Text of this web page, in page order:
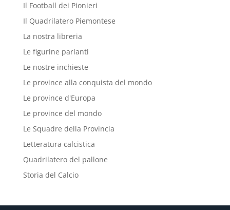
Il Football dei Pionieri
Il Quadrilatero Piemontese
La nostra libreria
Le figurine parlanti
Le nostre inchieste
Le province alla conquista del mondo
Le province d'Europa
Le province del mondo
Le Squadre della Provincia
Letteratura calcistica
Quadrilatero del pallone
Storia del Calcio